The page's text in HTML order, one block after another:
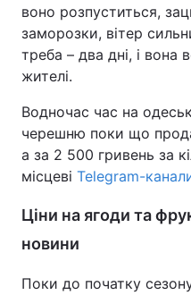
Тема оформлення
воно розпуститься,
заморозки, вітер
треба – два дні, і вона
жителі.
Водночас час на
черешню поки що
а за 2 500 гривень за
місцеві Telegram-
Ціни на ягоди та
новини
Поки до початку